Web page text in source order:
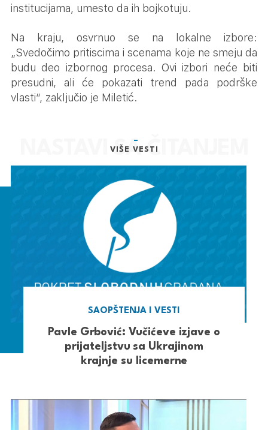
institucijama, umesto da ih bojkotuju.
Na kraju, osvrnuo se na lokalne izbore:
„Svedočimo pritiscima i scenama koje ne smeju da
budu deo izbornog procesa. Ovi izbori neće biti
presudni, ali će pokazati trend pada podrške
vlasti“, zaključio je Miletić.
VIŠE VESTI
SAOPŠTENJA I VESTI
Pavle Grbović: Vučićeve izjave o
prijateljstvu sa Ukrajinom
krajnje su licemerne